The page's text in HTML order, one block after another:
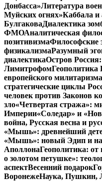
Донбасса»Литература
Муйских огнях»Каббала и
БулгаковаДиалектика
ФМОАналитическая
позитивизмаФилософские
физикализмаРазумный
диалектикаОстров
Лимитрофом
европейского милитаризма
стратегические циклы
человек против Законов
зло«Четвертая стража»:
Империи«Соледар» и
война, Русская весна и
«Мышь»: древнейший
«Мышь»: новый Эдип и
АполлонаГеополитика: от
о золотом петушке»:
аспектВесенний подарок
ВоронежеНаука, Пушкин,